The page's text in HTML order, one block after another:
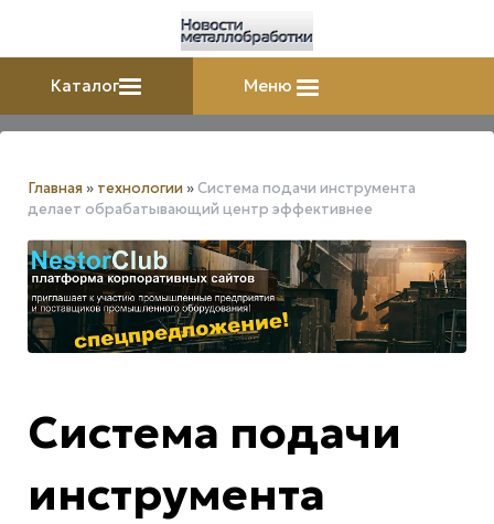
Каталог Меню
Главная » технологии »Система подачи инструмента
делает обрабатывающий центр эффективнее
Система подачи
инструмента